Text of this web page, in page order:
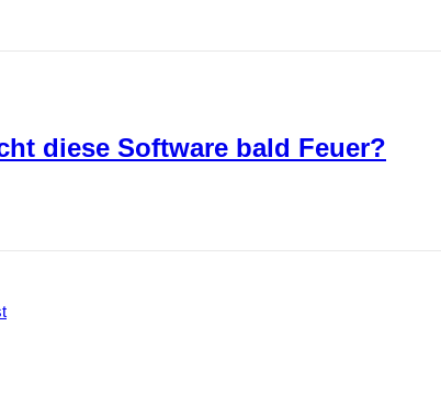
diese Software bald Feuer?